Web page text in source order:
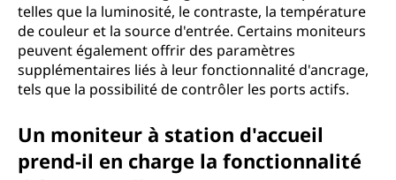
telles que la luminosité, le contraste, la température
de couleur et la source d'entrée. Certains moniteurs
peuvent également offrir des paramètres
supplémentaires liés à leur fonctionnalité d'ancrage,
tels que la possibilité de contrôler les ports actifs.
Un moniteur à station d'accueil
prend-il en charge la fonctionnalité